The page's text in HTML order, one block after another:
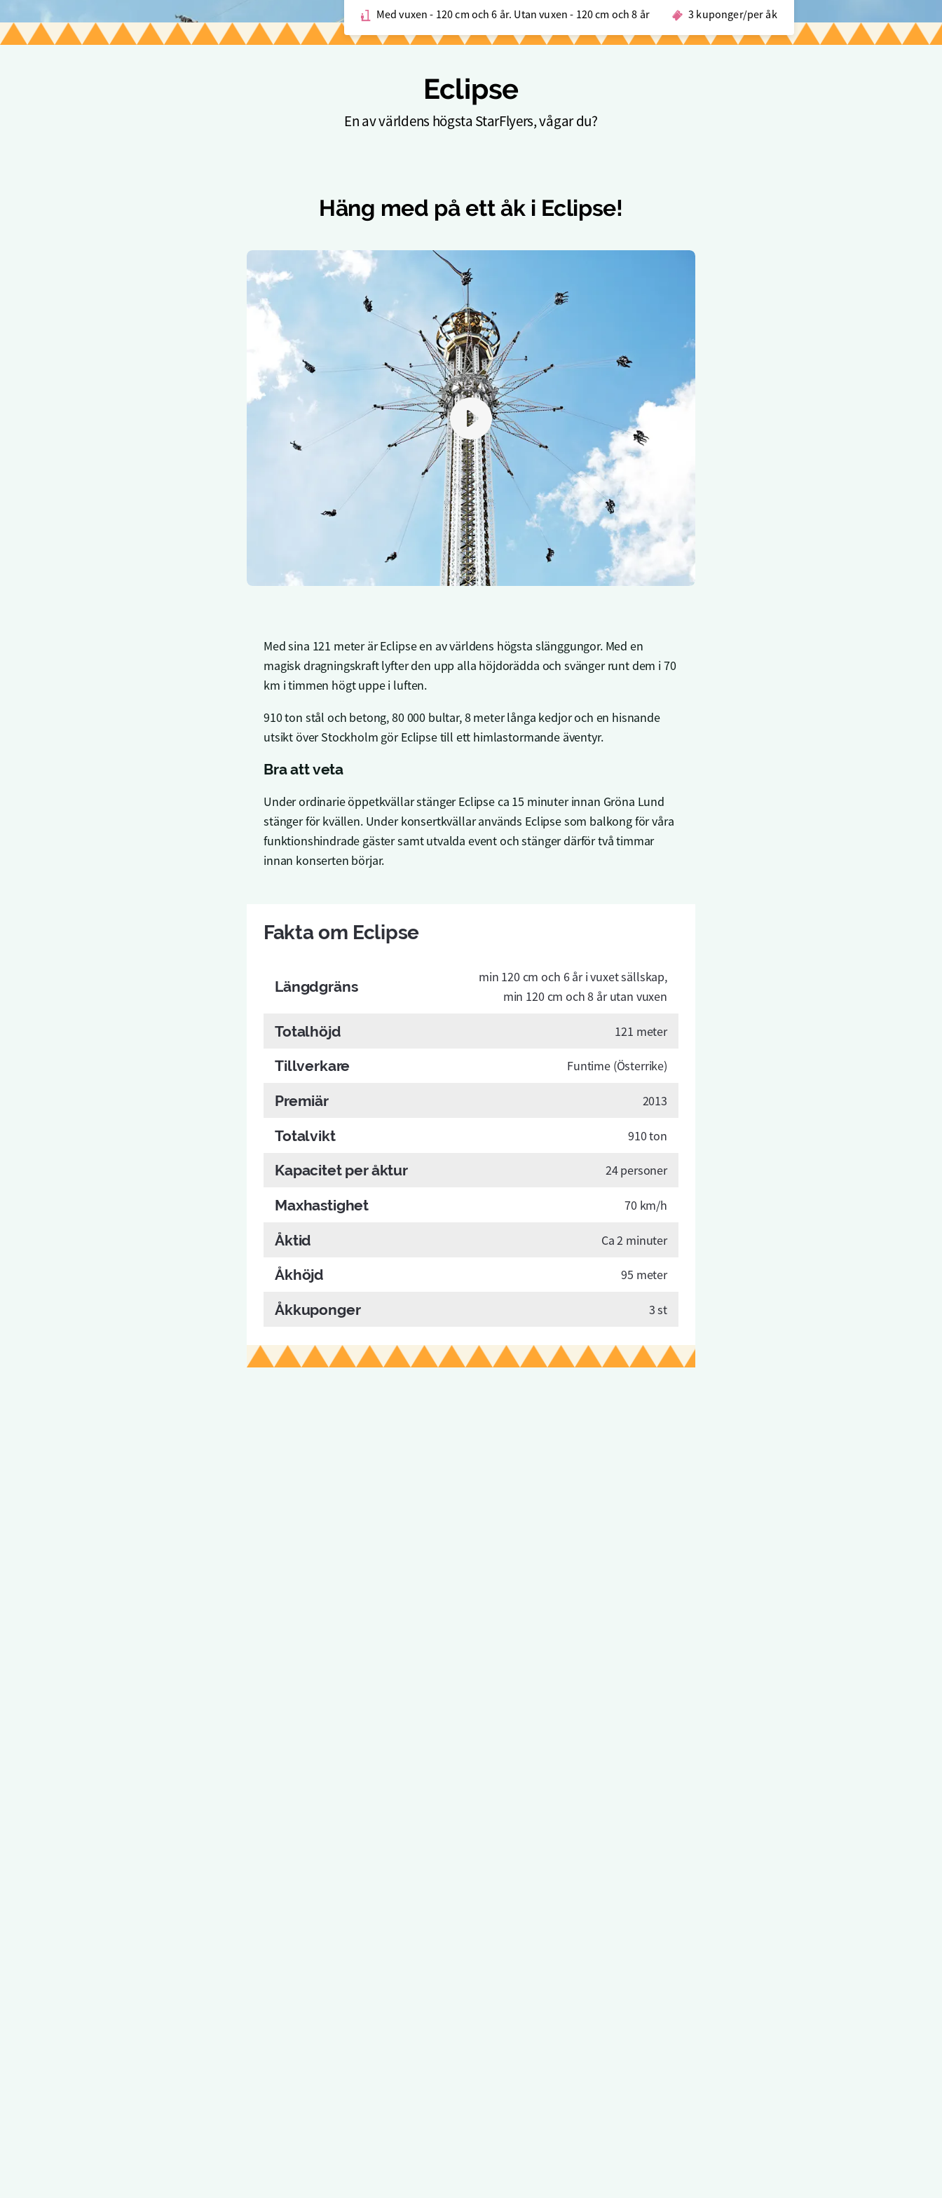
Med vuxen - 120 cm och 6 år. Utan vuxen - 120 cm och 8 år 3 kuponger/per åk
Eclipse
En av världens högsta StarFlyers, vågar du?
Häng med på ett åk i Eclipse!
Med sina 121 meter är Eclipse en av världens högsta slänggungor. Med en
magisk dragningskraft lyfter den upp alla höjdorädda och svänger runt dem i 70
km i timmen högt uppe i luften.
910 ton stål och betong, 80 000 bultar, 8 meter långa kedjor och en hisnande
utsikt över Stockholm gör Eclipse till ett himlastormande äventyr.
Bra att veta
Under ordinarie öppetkvällar stänger Eclipse ca 15 minuter innan Gröna Lund
stänger för kvällen. Under konsertkvällar används Eclipse som balkong för våra
funktionshindrade gäster samt utvalda event och stänger därför två timmar
innan konserten börjar.
Fakta om Eclipse
Längdgräns
min 120 cm och 6 år i vuxet sällskap,
min 120 cm och 8 år utan vuxen
Totalhöjd 121 meter
Tillverkare Funtime (Österrike)
Premiär 2013
Totalvikt 910 ton
Kapacitet per åktur 24 personer
Maxhastighet 70 km/h
Åktid Ca 2 minuter
Åkhöjd 95 meter
Åkkuponger 3 st